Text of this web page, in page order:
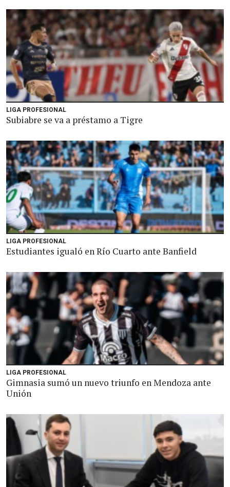
LIGA PROFESIONAL
Subiabre se va a préstamo a Tigre
LIGA PROFESIONAL
Estudiantes igualó en Río Cuarto ante Banfield
LIGA PROFESIONAL
Gimnasia sumó un nuevo triunfo en Mendoza ante
Unión